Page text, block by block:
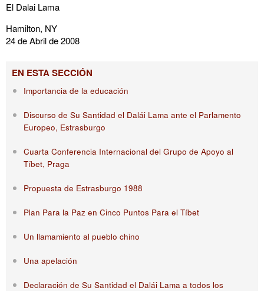
El Dalai Lama
Hamilton, NY
24 de Abril de 2008
EN ESTA SECCIÓN
Importancia de la educación
Discurso de Su Santidad el Dalái Lama ante el Parlamento
Europeo, Estrasburgo
Cuarta Conferencia Internacional del Grupo de Apoyo al
Tíbet, Praga
Propuesta de Estrasburgo 1988
Plan Para la Paz en Cinco Puntos Para el Tíbet
Un llamamiento al pueblo chino
Una apelación
Declaración de Su Santidad el Dalái Lama a todos los